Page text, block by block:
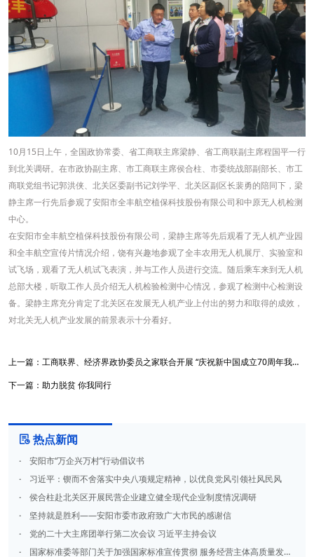
 热点新闻
· 安阳市“万企兴万村”行动倡议书
· 习近平：锲而不舍落实中央八项规定精神，以优良党风引领社风民风
· 侯合柱赴北关区开展民营企业建立健全现代企业制度情况调研
· 坚持就是胜利——安阳市委市政府致广大市民的感谢信
· 党的二十大主席团举行第二次会议 习近平主持会议
· 国家标准委等部门关于加强国家标准宣传贯彻 服务经营主体高质量发展的指导意见
10月15日上午，全国政协常委、省工商联主席梁静、省工商联副主席程国平一行
到北关调研。在市政协副主席、市工商联主席侯合柱、市委统战部副部长、市工
商联党组书记郭洪侠、北关区委副书记刘学平、北关区副区长裴勇的陪同下，梁
静主席一行先后参观了安阳市全丰航空植保科技股份有限公司和中原无人机检测
中心。
在安阳市全丰航空植保科技股份有限公司，梁静主席等先后观看了无人机产业园
和全丰航空宣传片情况介绍，饶有兴趣地参观了全丰农用无人机展厅、实验室和
试飞场，观看了无人机试飞表演，并与工作人员进行交流。随后乘车来到无人机
总部大楼，听取工作人员介绍无人机检验检测中心情况，参观了检测中心检测设
备。梁静主席充分肯定了北关区在发展无人机产业上付出的努力和取得的成效，
对北关无人机产业发展的前景表示十分看好。
上一篇： 工商联界、经济界政协委员之家联合开展 “庆祝新中国成立70周年我看汤阴新变化” 主题活动
下一篇： 助力脱贫 你我同行